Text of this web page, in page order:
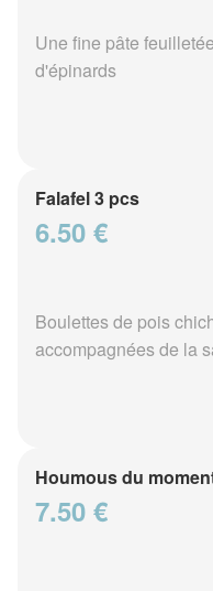
Une fine pâte
d'épinards
Falafel 3 pcs
6.50 €
Boulettes de pois
accompagnées de la
Houmous du
7.50 €